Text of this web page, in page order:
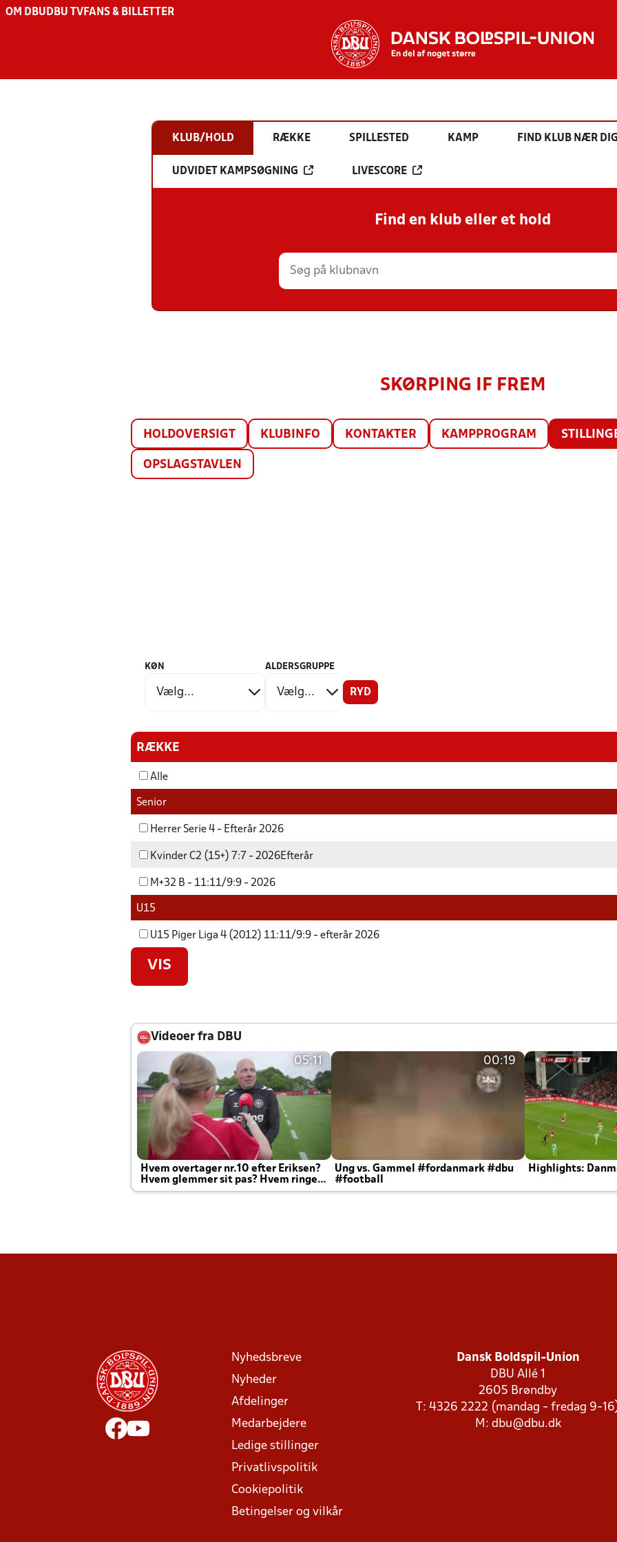
OM DBU DBU TV FANS & BILLETTER
KLUB/HOLD RÆKKE SPILLESTED KAMP FIND KLUB NÆR DIG
UDVIDET KAMPSØGNING LIVESCORE
Find en klub eller et hold
SKØRPING IF FREM
HOLDOVERSIGT KLUBINFO KONTAKTER KAMPPROGRAM
OPSLAGSTAVLEN
KØN ALDERSGRUPPE
RYD
RÆKKE
Alle
Senior
Herrer Serie 4 - Efterår 2026
Kvinder C2 (15+) 7:7 - 2026Efterår
M+32 B - 11:11/9:9 - 2026
U15
U15 Piger Liga 4 (2012) 11:11/9:9 - efterår 2026
VIS
Videoer fra DBU
05:11
Hvem overtager nr.10 efter Eriksen?
Hvem glemmer sit pas? Hvem ringer
Joachim altid til efter kampe?
00:19
Ung vs. Gammel #fordanmark #dbu
#football
Highlights:
Nyhedsbreve
Nyheder
Afdelinger
Medarbejdere
Ledige stillinger
Privatlivspolitik
Cookiepolitik
Betingelser og vilkår
Dansk Boldspil-Union
DBU Allé 1
2605 Brøndby
T: 4326 2222 (mandag - fredag 9-
M: dbu@dbu.dk